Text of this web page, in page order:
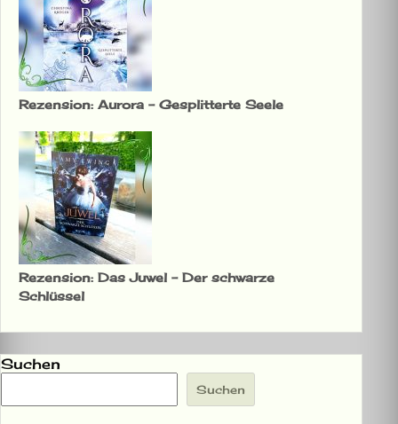
Rezension: Aurora – Gesplitterte Seele
Rezension: Das Juwel – Der schwarze
Schlüssel
Suchen
Suchen